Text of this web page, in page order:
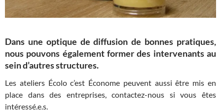
Dans une optique de diffusion de bonnes pratiques,
nous pouvons également former des intervenants au
sein d’autres structures.
Les ateliers Écolo c’est Économe peuvent aussi être mis en
place dans des entreprises, contactez-nous si vous êtes
intéressé.e.s.